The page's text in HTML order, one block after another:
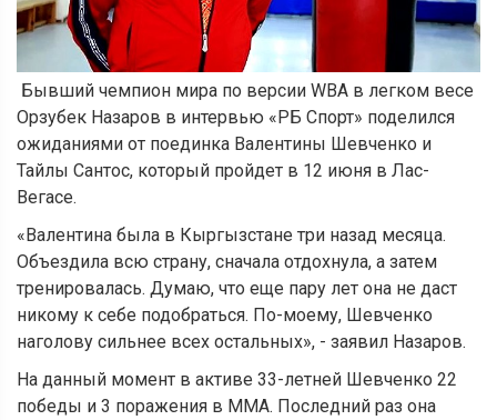
Бывший чемпион мира по версии WBA в легком весе
Орзубек Назаров в интервью «РБ Спорт» поделился
ожиданиями от поединка Валентины Шевченко и
Тайлы Сантос, который пройдет в 12 июня в Лас-
Вегасе.
«Валентина была в Кыргызстане три назад месяца.
Объездила всю страну, сначала отдохнула, а затем
тренировалась. Думаю, что еще пару лет она не даст
никому к себе подобраться. По-моему, Шевченко
наголову сильнее всех остальных», - заявил Назаров.
На данный момент в активе 33-летней Шевченко 22
победы и 3 поражения в ММА. Последний раз она